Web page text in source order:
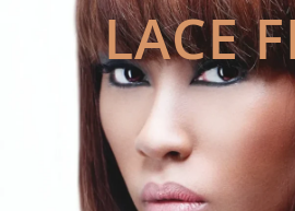
LACE